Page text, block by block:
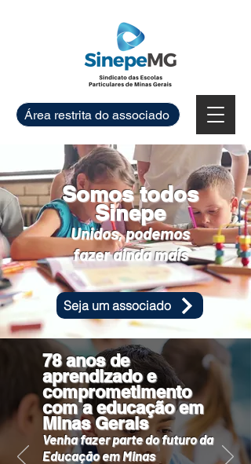
Área restrita do associado
Somos todos
Sinepe
Unidos, podemos
fazer ainda mais
Seja um associado
78 anos de
aprendizado e
comprometimento
com a educação em
Minas Gerais
Venha fazer parte do futuro da
Educação em Minas